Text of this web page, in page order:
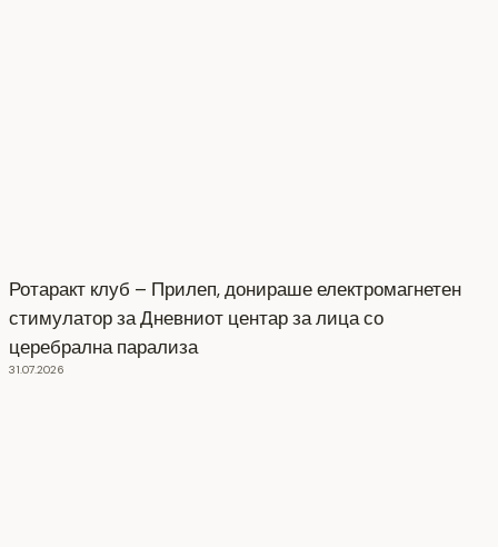
Ротаракт клуб – Прилеп, донираше електромагнетен
стимулатор за Дневниот центар за лица со
церебрална парализа
31.07.2026